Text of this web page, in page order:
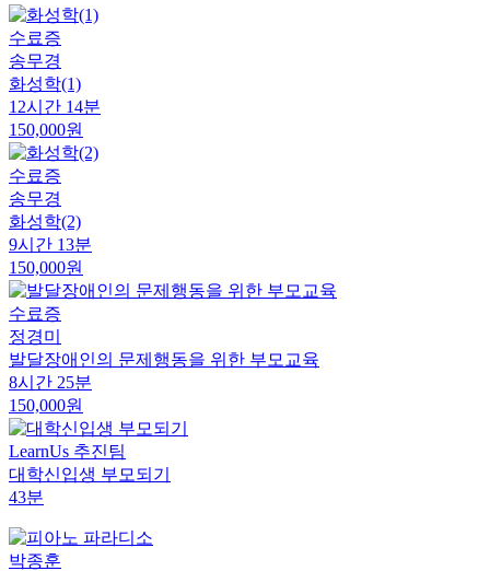
수료증
송무경
화성학(1)
12시간 14분
150,000원
수료증
송무경
화성학(2)
9시간 13분
150,000원
수료증
정경미
발달장애인의 문제행동을 위한 부모교육
8시간 25분
150,000원
LearnUs 추진팀
대학신입생 부모되기
43분
박종훈